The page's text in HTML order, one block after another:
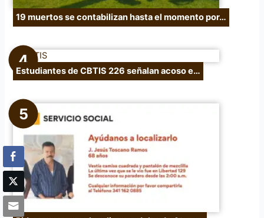
19 muertos se contabilizan hasta el momento por…
Estudiantes de CBTIS 226 señalan acoso e…